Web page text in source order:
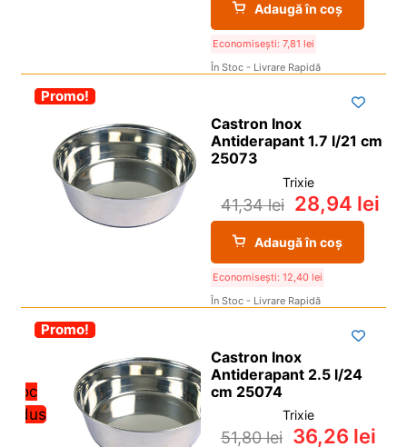
Adaugă în coș
Economisești: 7,81 lei
În Stoc - Livrare Rapidă
-30%
Promo!
Castron Inox
Antiderapant 1.7 l/21 cm
25073
Trixie
41,34lei 28,94 lei
Adaugă în coș
Economisești: 12,40 lei
În Stoc - Livrare Rapidă
Stoc
redus
-30%
Promo!
Castron Inox
Antiderapant 2.5 l/24
cm 25074
Trixie
51,80lei 36,26 lei